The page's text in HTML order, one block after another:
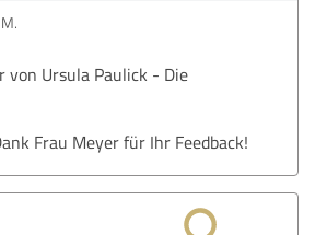
von Ursula Paulick - Die
Frau Meyer für Ihr Feedback!